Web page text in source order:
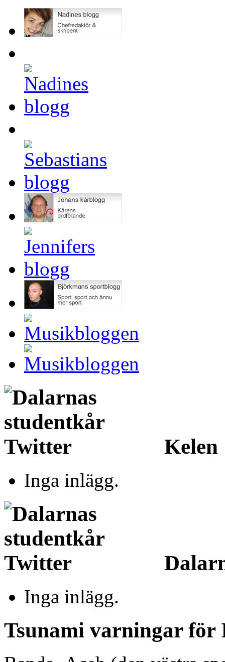
Kelen
Inga inlägg.
Inga inlägg.
Tsunami varningar för